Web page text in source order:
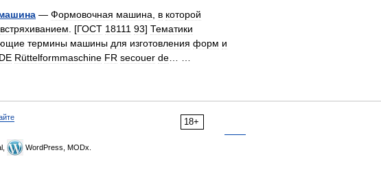
— Формовочная машина в которой
встряхиванием . [ГОСТ 18111 93] Тематики
термины машины для изготовления форм и
DE Rüttelformmaschine FR secouer de
18+
WordPress, MODx.